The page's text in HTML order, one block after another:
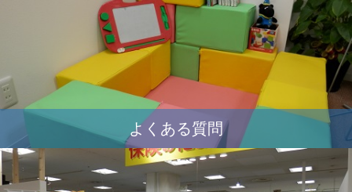
よくある質問